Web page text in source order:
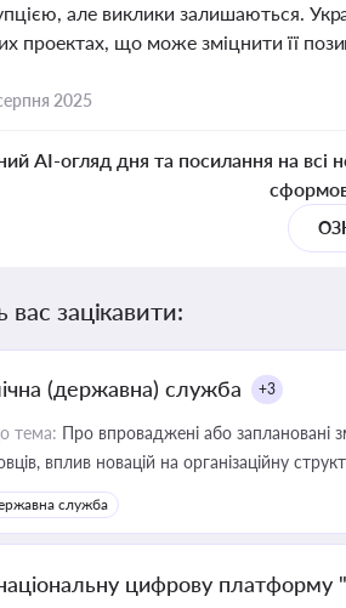
але виклики залишаються.
проектах, що може зміцнити її
2025
AI-огляд дня та посилання на всі
зацікавити:
(державна) служба +3
тема: Про впроваджені або заплановані
вплив новацій на організаційну
служба
цифрову платформу